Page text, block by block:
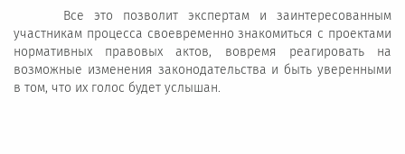
Все это позволит экспертам и заинтересованным
участникам процесса своевременно знакомиться с проектами
нормативных правовых актов, вовремя реагировать на
возможные изменения законодательства и быть уверенными
в том, что их голос будет услышан.